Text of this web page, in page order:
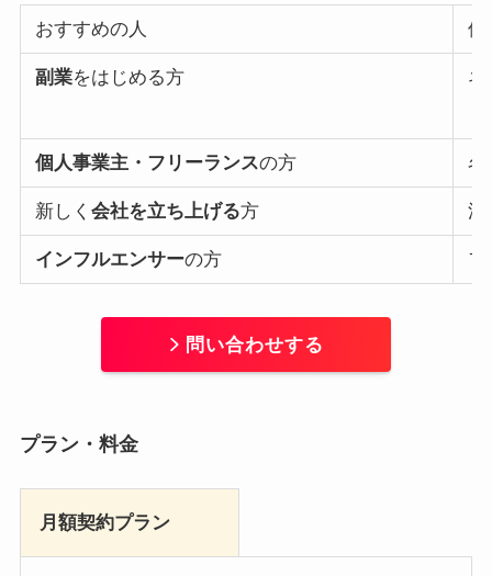
おすすめの人
使
副業をはじめる方 ネ
個人事業主・フリーランスの方 名
新しく 会社を立ち上げる方 法
インフルエンサーの方 フ
問い合わせする
プラン・料金
月額契約プラン